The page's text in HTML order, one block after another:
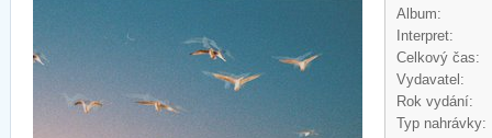
Album:
Interpret:
Celkový čas:
Vydavatel:
Rok vydání:
Typ nahrávky: